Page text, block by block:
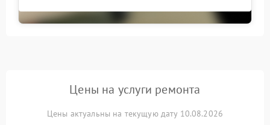
Цены на услуги ремонта
Цены актуальны на текущую дату 10.08.2026